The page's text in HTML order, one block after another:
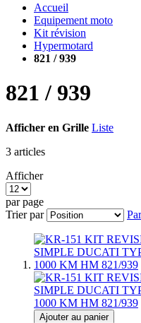
Accueil
Equipement moto
Kit révision
Hypermotard
821 / 939
821 / 939
Afficher en Grille Liste
3 articles
Afficher
par page
Trier par
Ajouter au panier